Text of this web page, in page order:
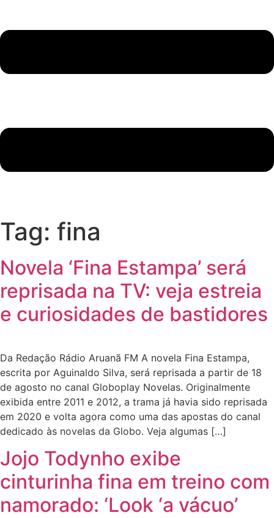
Tag: fina
Novela ‘Fina Estampa’ será
reprisada na TV: veja estreia
e curiosidades de bastidores
Da Redação Rádio Aruanã FM A novela Fina Estampa,
escrita por Aguinaldo Silva, será reprisada a partir de 18
de agosto no canal Globoplay Novelas. Originalmente
exibida entre 2011 e 2012, a trama já havia sido reprisada
em 2020 e volta agora como uma das apostas do canal
dedicado às novelas da Globo. Veja algumas […]
Jojo Todynho exibe
cinturinha fina em treino com
namorado: ‘Look ‘a vácuo’